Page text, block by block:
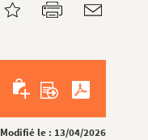
Modifié le : 13/04/2026